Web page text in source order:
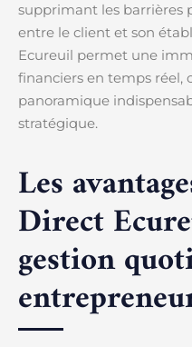
supprimant les barrières
entre le client et son
Ecureuil permet une
financiers en temps réel,
panoramique
stratégique.
Les
Direct
gestion